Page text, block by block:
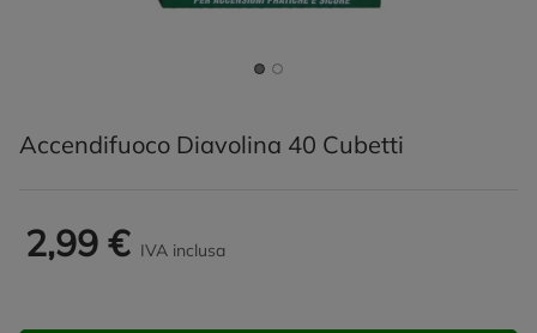
Accendifuoco Diavolina 40 Cubetti
2,99 € IVA inclusa